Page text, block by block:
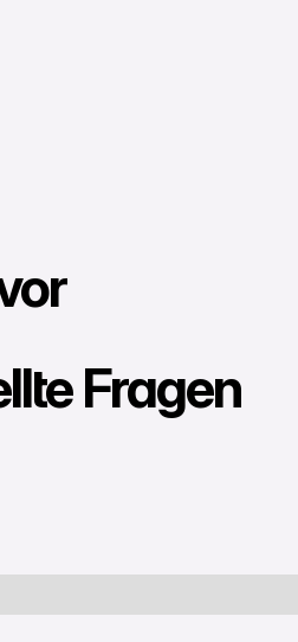
Fragen